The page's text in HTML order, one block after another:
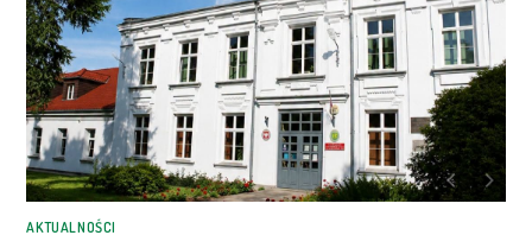
AKTUALNOŚCI